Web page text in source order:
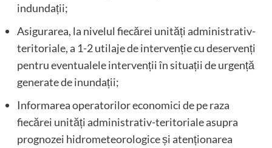
indundații;
Asigurarea, la nivelul fiecărei unități administrativ-
teritoriale, a 1-2 utilaje de intervenție cu deservenți
pentru eventualele intervenții în situații de urgență
generate de inundații;
Informarea operatorilor economici de pe raza
fiecărei unități administrativ-teritoriale asupra
prognozei hidrometeorologice și atenționarea